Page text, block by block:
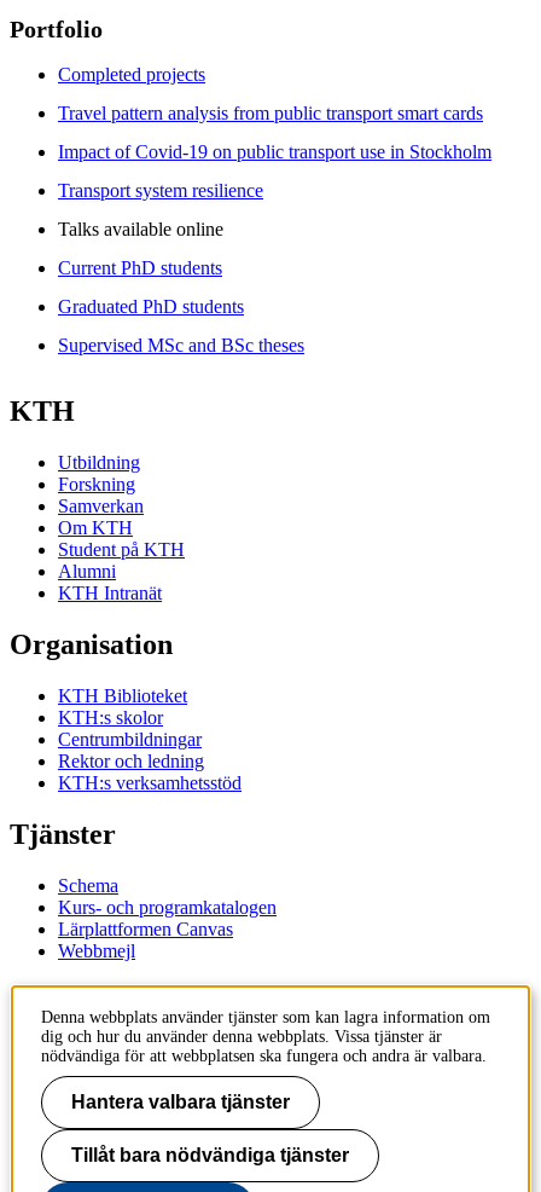
Portfolio
Completed projects
Travel pattern analysis from public transport smart cards
Impact of Covid-19 on public transport use in Stockholm
Transport system resilience
Talks available online
Current PhD students
Graduated PhD students
Supervised MSc and BSc theses
KTH
Utbildning
Forskning
Samverkan
Om KTH
Student på KTH
Alumni
KTH Intranät
Organisation
KTH Biblioteket
KTH:s skolor
Centrumbildningar
Rektor och ledning
KTH:s verksamhetsstöd
Tjänster
Schema
Kurs- och programkatalogen
Lärplattformen Canvas
Webbmejl
KTH
100 44 Stockholm
+46 8 790 60 00
Kontakta KTH
Jobba på KTH
Press och media
Denna webbplats använder tjänster som kan lagra information om
dig och hur du använder denna webbplats. Vissa tjänster är
nödvändiga för att webbplatsen ska fungera och andra är valbara.
Hantera valbara tjänster
Tillåt bara nödvändiga tjänster